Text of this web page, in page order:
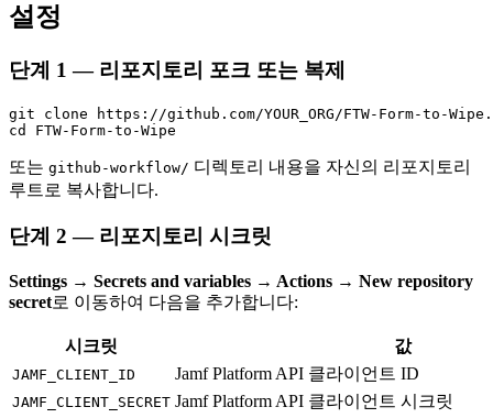
설정
단계 1 — 리포지토리 포크 또는 복제
git clone https://github.com/YOUR_ORG/FTW-Form-to-
또는 github-workflow/ 디렉토리 내용을 자신의 리포지토리
루트로 복사합니다.
단계 2 — 리포지토리 시크릿
Settings → Secrets and variables → Actions → New repository
secret로 이동하여 다음을 추가합니다:
시크릿 값
JAMF_CLIENT_ID Jamf Platform API 클라이언트 ID
JAMF_CLIENT_SECRET Jamf Platform API 클라이언트 시크릿